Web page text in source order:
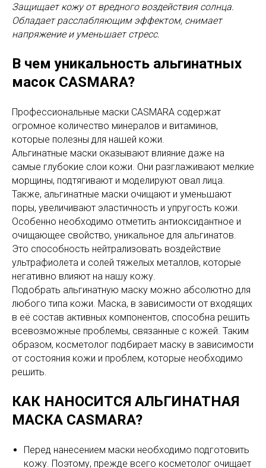
Защищает кожу от вредного воздействия солнца.
Обладает расслабляющим эффектом, снимает
напряжение и уменьшает стресс.
В чем уникальность альгинатных
масок CASMARA?
Профессиональные маски CASMARA содержат
огромное количество минералов и витаминов,
которые полезны для нашей кожи.
Альгинатные маски оказывают влияние даже на
самые глубокие слои кожи. Они разглаживают мелкие
морщины, подтягивают и моделируют овал лица.
Также, альгинатные маски очищают и уменьшают
поры, увеличивают эластичность и упругость кожи.
Особенно необходимо отметить антиоксидантное и
очищающее свойство, уникальное для альгинатов.
Это способность нейтрализовать воздействие
ультрафиолета и солей тяжелых металлов, которые
негативно влияют на нашу кожу.
Подобрать альгинатную маску можно абсолютно для
любого типа кожи. Маска, в зависимости от входящих
в её состав активных компонентов, способна решить
всевозможные проблемы, связанные с кожей. Таким
образом, косметолог подбирает маску в зависимости
от состояния кожи и проблем, которые необходимо
решить.
КАК НАНОСИТСЯ АЛЬГИНАТНАЯ
МАСКА CASMARA?
Перед нанесением маски необходимо подготовить
кожу. Поэтому, прежде всего косметолог очищает